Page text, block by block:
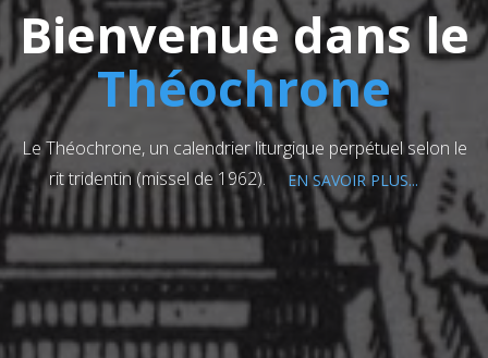
Bienvenue dans le
Théochrone
Le Théochrone, un calendrier liturgique perpétuel selon le
rit tridentin (missel de 1962).
EN SAVOIR PLUS...